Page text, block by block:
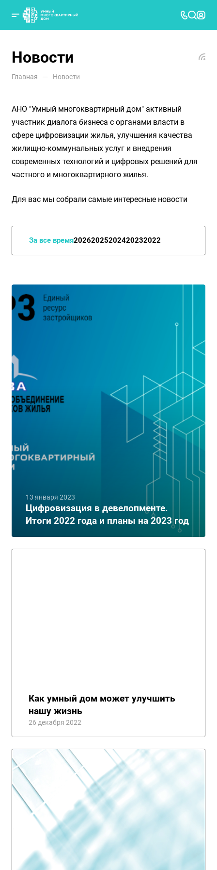
Новости
Главная — Новости
АНО "Умный многоквартирный дом" активный
участник диалога бизнеса с органами власти в
сфере цифровизации жилья, улучшения качества
жилищно-коммунальных услуг и внедрения
современных технологий и цифровых решений для
частного и многоквартирного жилья.
Для вас мы собрали самые интересные новости
За все время20262025202420232022
Цифровизация в девелопменте.
Итоги 2022 года и планы на 2023 год
13 января 2023
Как умный дом может улучшить
нашу жизнь
26 декабря 2022